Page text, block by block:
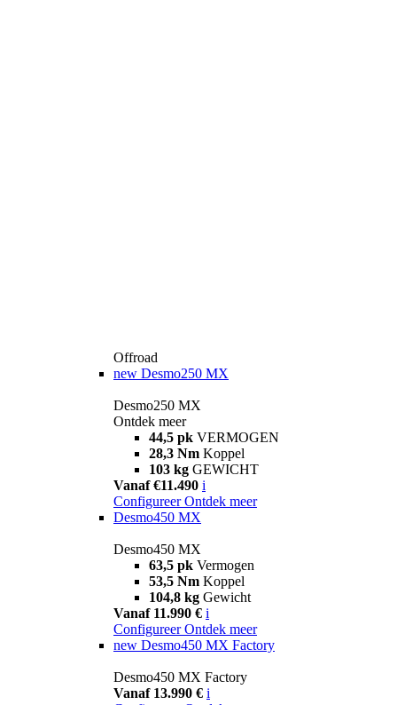
Offroad
new Desmo250 MX
Desmo250 MX
Ontdek meer
44,5 pk VERMOGEN
28,3 Nm Koppel
103 kg GEWICHT
Vanaf €11.490 i
Configureer Ontdek meer
Desmo450 MX
Desmo450 MX
63,5 pk Vermogen
53,5 Nm Koppel
104,8 kg Gewicht
Vanaf 11.990 € i
Configureer Ontdek meer
new Desmo450 MX Factory
Desmo450 MX Factory
Vanaf 13.990 € i